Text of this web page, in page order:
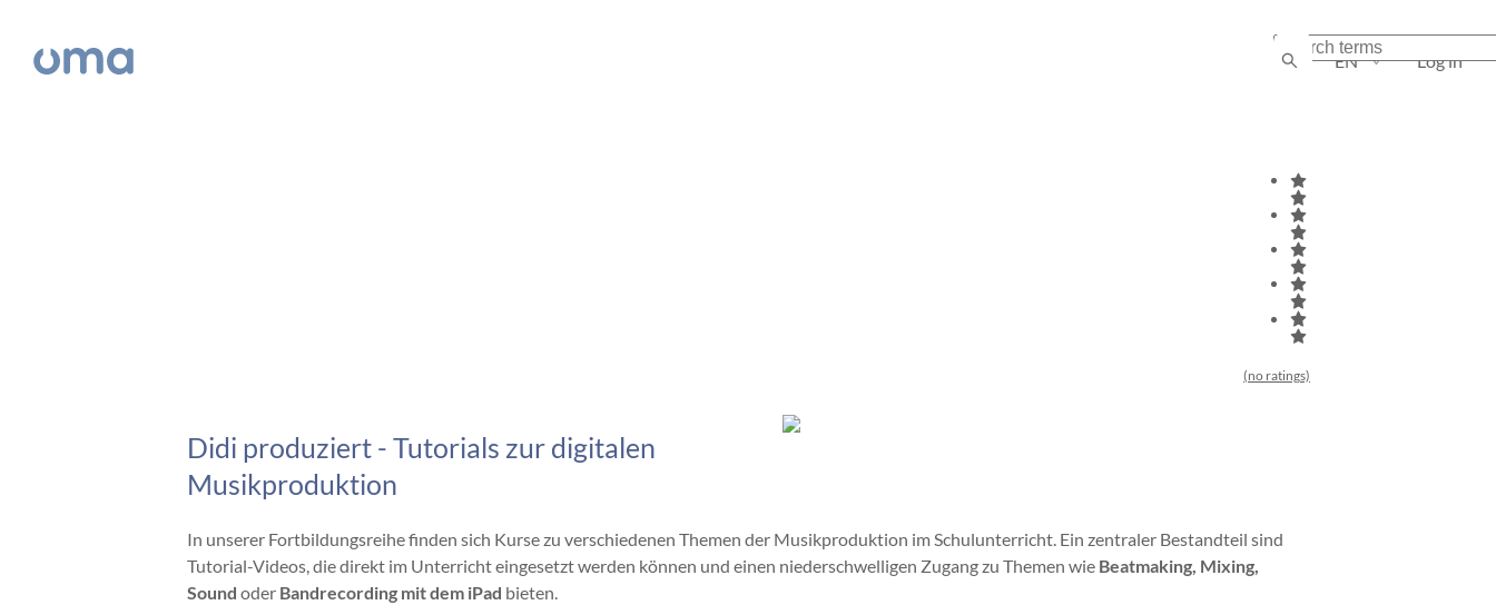
EN Log in
(no ratings)
Didi produziert - Tutorials zur digitalen
Musikproduktion
In unserer Fortbildungsreihe finden sich Kurse zu verschiedenen Themen der Musikproduktion im Schulunterricht. Ein zentraler Bestandteil sind
Tutorial-Videos, die direkt im Unterricht eingesetzt werden können und einen niederschwelligen Zugang zu Themen wie Beatmaking, Mixing,
Sound oder Bandrecording mit dem iPad bieten.